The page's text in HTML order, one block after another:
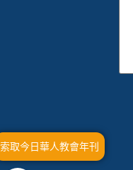
索取今日華人教會年刊